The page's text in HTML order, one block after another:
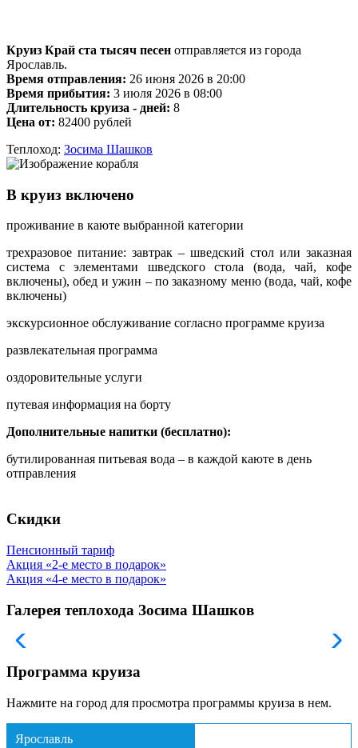
Круиз Край ста тысяч песен отправляется из города
Ярославль.
Время отправления: 26 июня 2026 в 20:00
Время прибытия: 3 июля 2026 в 08:00
Длительность круиза - дней: 8
Цена от: 82400 рублей
Теплоход: Зосима Шашков
В круиз включено
проживание в каюте выбранной категории
трехразовое питание: завтрак – шведский стол или заказная
система с элементами шведского стола (вода, чай, кофе
включены), обед и ужин – по заказному меню (вода, чай, кофе
включены)
экскурсионное обслуживание согласно программе круиза
развлекательная программа
оздоровительные услуги
путевая информация на борту
Дополнительные напитки (бесплатно):
бутилированная питьевая вода – в каждой каюте в день
отправления
Скидки
Пенсионный тариф
Акция «2-е место в подарок»
Акция «4-е место в подарок»
Галерея теплохода Зосима Шашков
Программа круиза
Нажмите на город для просмотра программы круиза в нем.
Ярославль